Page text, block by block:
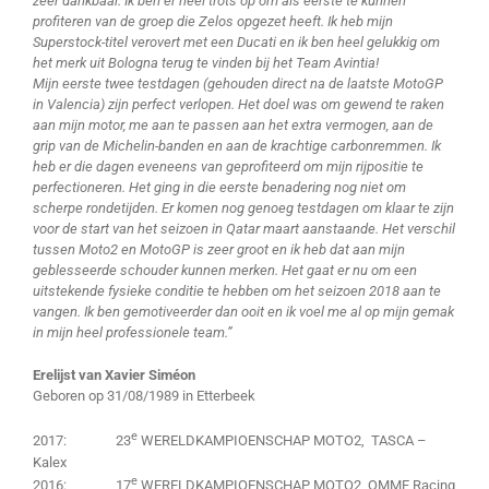
profiteren van de groep die Zelos opgezet heeft. Ik heb mijn
Superstock-titel verovert met een Ducati en ik ben heel gelukkig om
het merk uit Bologna terug te vinden bij het Team Avintia!
Mijn eerste twee testdagen (gehouden direct na de laatste MotoGP
in Valencia) zijn perfect verlopen. Het doel was om gewend te raken
aan mijn motor, me aan te passen aan het extra vermogen, aan de
grip van de Michelin-banden en aan de krachtige carbonremmen. Ik
heb er die dagen eveneens van geprofiteerd om mijn rijpositie te
perfectioneren. Het ging in die eerste benadering nog niet om
scherpe rondetijden. Er komen nog genoeg testdagen om klaar te zijn
voor de start van het seizoen in Qatar maart aanstaande. Het verschil
tussen Moto2 en MotoGP is zeer groot en ik heb dat aan mijn
geblesseerde schouder kunnen merken. Het gaat er nu om een
uitstekende fysieke conditie te hebben om het seizoen 2018 aan te
vangen. Ik ben gemotiveerder dan ooit en ik voel me al op mijn gemak
in mijn heel professionele team.”
Erelijst van Xavier Siméon
Geboren op 31/08/1989 in Etterbeek
2017: 23e WERELDKAMPIOENSCHAP MOTO2, TASCA –
Kalex
2016: 17e WERELDKAMPIOENSCHAP MOTO2, QMMF Racing